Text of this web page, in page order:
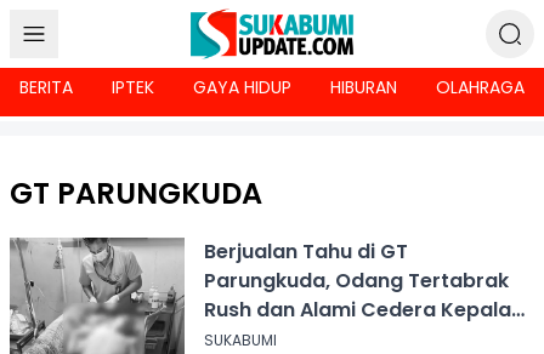
BERITA IPTEK GAYA HIDUP HIBURAN OLAHRAGA
GT PARUNGKUDA
Berjualan Tahu di GT
Parungkuda, Odang Tertabrak
Rush dan Alami Cedera Kepala
Berat
SUKABUMI